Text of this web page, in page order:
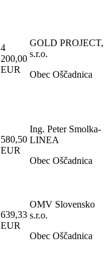
4
200,00
EUR
GOLD PROJECT,
s.r.o.
Obec Oščadnica
580,50
EUR
Ing. Peter Smolka-
LINEA
Obec Oščadnica
639,33
EUR
OMV Slovensko
s.r.o.
Obec Oščadnica